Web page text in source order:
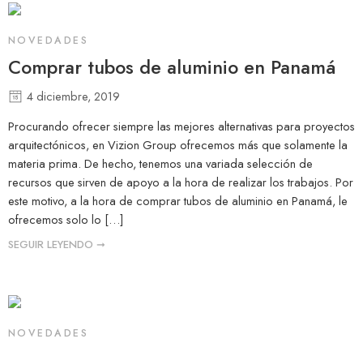
NOVEDADES
Comprar tubos de aluminio en Panamá
4 diciembre, 2019
Procurando ofrecer siempre las mejores alternativas para proyectos
arquitectónicos, en Vizion Group ofrecemos más que solamente la
materia prima. De hecho, tenemos una variada selección de
recursos que sirven de apoyo a la hora de realizar los trabajos. Por
este motivo, a la hora de comprar tubos de aluminio en Panamá, le
ofrecemos solo lo […]
SEGUIR LEYENDO ➞
NOVEDADES